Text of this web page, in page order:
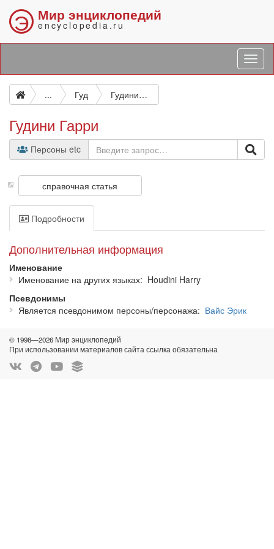
Э Мир энциклопедий
encyclopedia.ru
... Гуд Гудини Гарри
Гудини Гарри
Персоны etc
справочная статья
Подробности
Дополнительная информация
Именование
Именование на других языках
Houdini Harry
Псевдонимы
Является псевдонимом персоны/персонажа
Вайс Эрик
© 1998—2026 Мир энциклопедий
При использовании материалов сайта ссылка обязательна